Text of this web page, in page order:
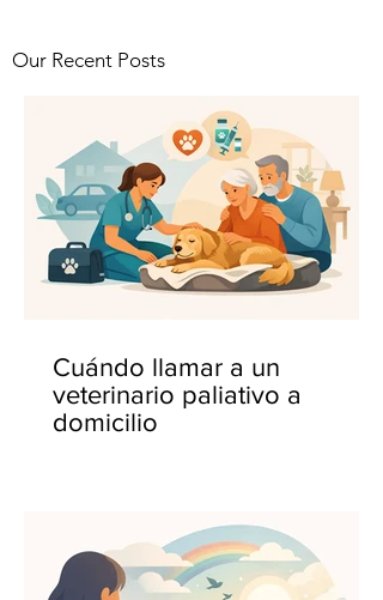
Our Recent Posts
Cuándo llamar a un
veterinario paliativo a
domicilio